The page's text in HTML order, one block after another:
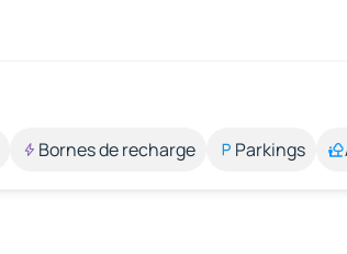
Bornes de recharge Parkings